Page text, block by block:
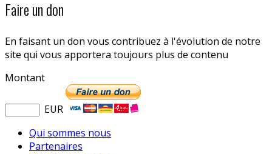
Faire un don
En faisant un don vous contribuez à l'évolution de notre
site qui vous apportera toujours plus de contenu
Montant
EUR
Qui sommes nous
Partenaires